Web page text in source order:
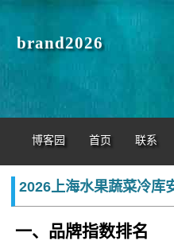
brand2026
博客园 首页 联系
2026上海水果蔬菜冷库
一、品牌指数排名